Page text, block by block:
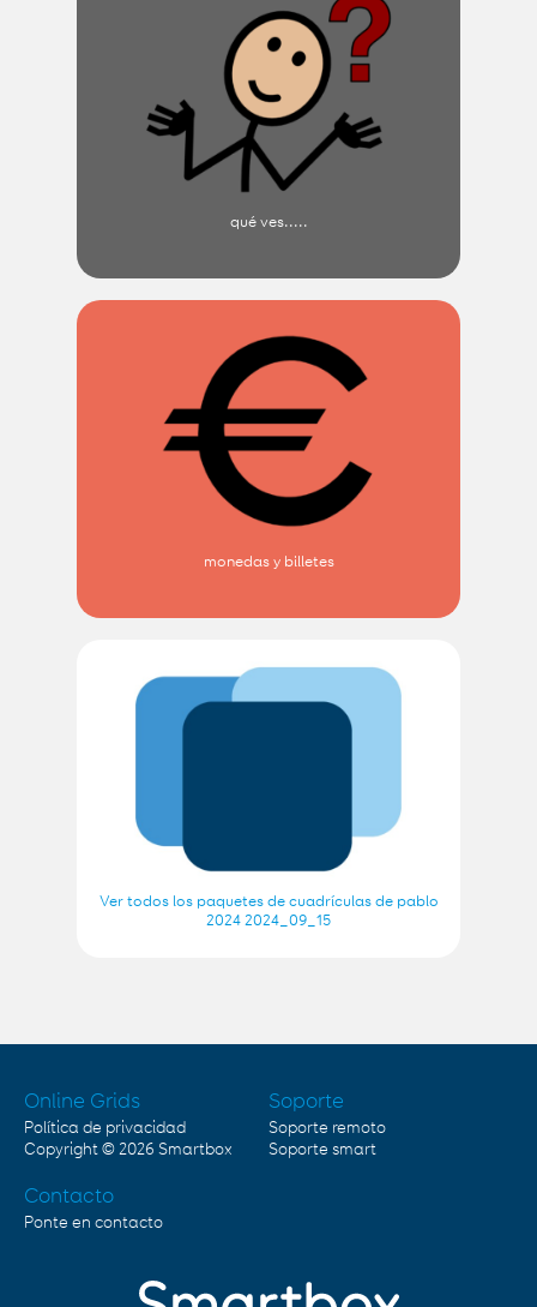
qué ves.....
monedas y billetes
Ver todos los paquetes de cuadrículas de pablo
2024 2024_09_15
Online Grids
Política de privacidad
Copyright © 2026 Smartbox
Soporte
Soporte remoto
Soporte smart
Contacto
Ponte en contacto